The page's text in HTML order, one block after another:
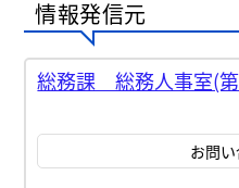
情報発信元
総務課 総務人事室(
お問